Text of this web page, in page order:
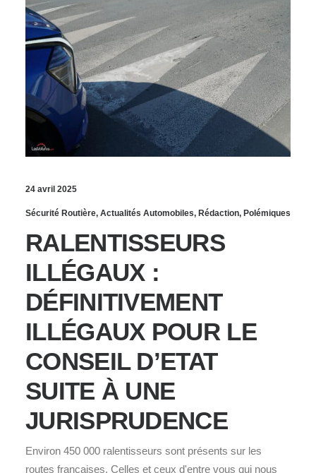
24 avril 2025
Sécurité Routière, Actualités Automobiles, Rédaction, Polémiques
RALENTISSEURS
ILLÉGAUX :
DÉFINITIVEMENT
ILLÉGAUX POUR LE
CONSEIL D’ETAT
SUITE À UNE
JURISPRUDENCE
Environ 450 000 ralentisseurs sont présents sur les
routes françaises. Celles et ceux d'entre vous qui nous